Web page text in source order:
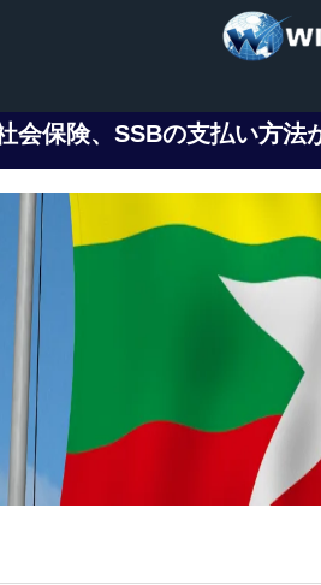
会保険、SSBの支払い方法